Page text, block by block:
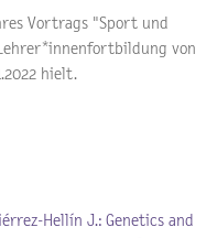
Vortrags "Sport und
von
hielt.
Hellín J.: Genetics and